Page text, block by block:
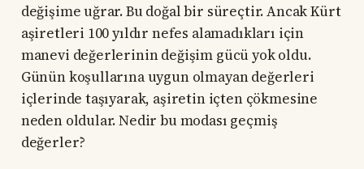
değişime uğrar. Bu doğal bir süreçtir. Ancak Kürt
aşiretleri 100 yıldır nefes alamadıkları için
manevi değerlerinin değişim gücü yok oldu.
Günün koşullarına uygun olmayan değerleri
içlerinde taşıyarak, aşiretin içten çökmesine
neden oldular. Nedir bu modası geçmiş
değerler?